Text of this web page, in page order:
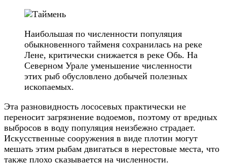
Наибольшая по численности популяция
обыкновенного тайменя сохранилась на реке
Лене, критически снижается в реке Обь. На
Северном Урале уменьшение численности
этих рыб обусловлено добычей полезных
ископаемых.
Эта разновидность лососевых практически не
переносит загрязнение водоемов, поэтому от вредных
выбросов в воду популяция неизбежно страдает.
Искусственные сооружения в виде плотин могут
мешать этим рыбам двигаться в нерестовые места, что
также плохо сказывается на численности.